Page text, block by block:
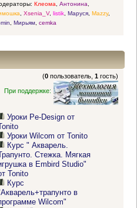
Клеома, Антонина,
, Xsenia_V, listik, Маруся, Mazzy,
, Мирьям, cemka
(0 пользователь,1 гость)
При поддержке:
Уроки Pe-Design от
Уроки Wilcom от Tonito
Курс " Акварель.
Стежка. Мягкая
в Embird Studio"
Tonito
Курс
в
Wilcom"